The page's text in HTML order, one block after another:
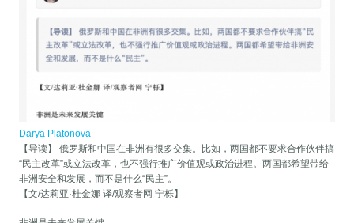
Darya Platonova
【导读】 俄罗斯和中国在非洲有很多交集。比如，两国都不要求合作伙伴搞
“民主改革”或立法改革，也不强行推广价值观或政治进程。两国都希望带给
非洲安全和发展，而不是什么“民主”。
【文/达莉亚·杜金娜 译/观察者网 宁栎】